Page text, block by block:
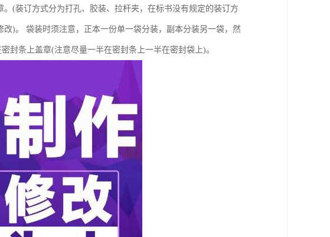
(装订方式分为打孔、胶装、拉杆夹，在标书没有规定的装订方
)。 袋装时须注意，正本一份单一袋分装，副本分装另一袋，然
封条上盖章(注意尽量一半在密封条上一半在密封袋上)。